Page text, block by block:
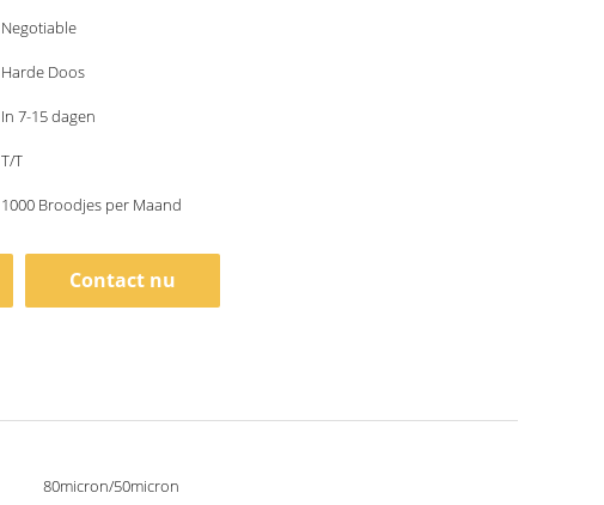
Negotiable
Harde Doos
In 7-15 dagen
T/T
1000 Broodjes per Maand
Contact nu
80micron/50micron